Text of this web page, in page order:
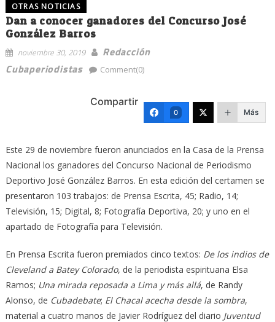
OTRAS NOTICIAS
Dan a conocer ganadores del Concurso José
González Barros
noviembre 30, 2019
Redacción
Cubaperiodistas
Comment(0)
Compartir
0 Más
Este 29 de noviembre fueron anunciados en la Casa de la Prensa
Nacional los ganadores del Concurso Nacional de Periodismo
Deportivo José González Barros. En esta edición del certamen se
presentaron 103 trabajos: de Prensa Escrita, 45; Radio, 14;
Televisión, 15; Digital, 8; Fotografía Deportiva, 20; y uno en el
apartado de Fotografía para Televisión.
En Prensa Escrita fueron premiados cinco textos: De los indios de
Cleveland a Batey Colorado, de la periodista espirituana Elsa
Ramos; Una mirada reposada a Lima y más allá, de Randy
Alonso, de Cubadebate; El Chacal acecha desde la sombra,
material a cuatro manos de Javier Rodríguez del diario Juventud